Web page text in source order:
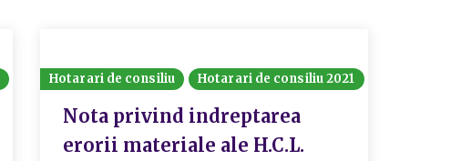
Hotarari de consiliu Hotarari de consiliu 2021
Nota privind indreptarea
erorii materiale ale H.C.L.